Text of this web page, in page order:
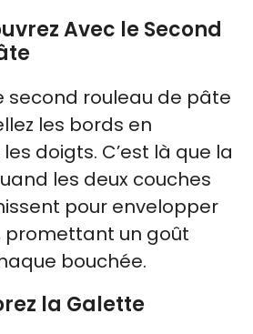
Avec le Second
second rouleau de pâte
les bords en
doigts. C’est là que la
les deux couches
pour envelopper
promettant un goût
bouchée.
la Galette